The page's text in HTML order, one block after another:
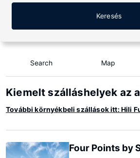
Keresés
Search Map
Kiemelt szálláshelyek az
További környékbeli szállások itt: Hili
Four Points by